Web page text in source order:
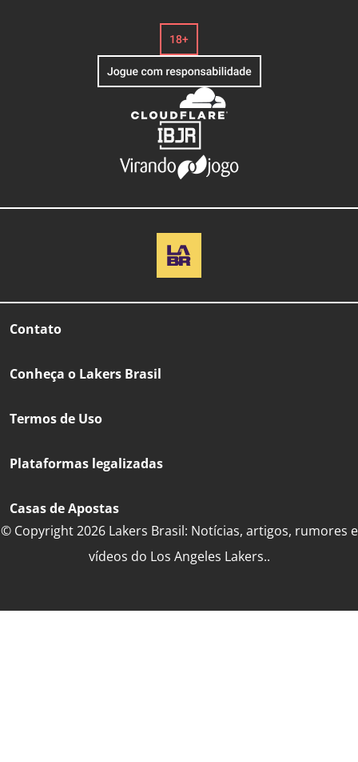
Contato
Conheça o Lakers Brasil
Termos de Uso
Plataformas legalizadas
Casas de Apostas
© Copyright 2026 Lakers Brasil: Notícias, artigos, rumores e
vídeos do Los Angeles Lakers..